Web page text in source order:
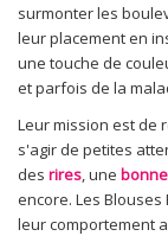
surmonter les
leur placement en
une touche de
et parfois de la
Leur mission est de
s'agir de petites
des rires, une
encore. Les
leur comportement